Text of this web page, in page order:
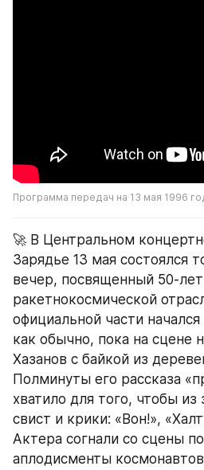
Программа передач на 13 мая 1996
🚀 В Центральном
Зарядье 13 мая состоялся
вечер, посвященный 50-
ракетнокосмической
официальной части
как обычно, пока на сцене
Хазанов с байкой из
Полминуты его рассказа
хватило для того, чтобы из
свист и крики: «Вон!»,
Актера согнали со сцены
аплодисменты